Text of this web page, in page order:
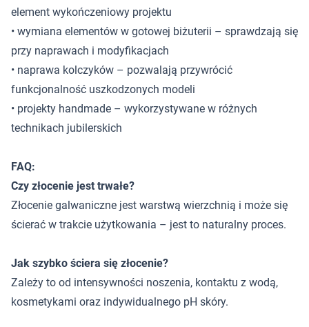
element wykończeniowy projektu
• wymiana elementów w gotowej biżuterii – sprawdzają się
przy naprawach i modyfikacjach
• naprawa kolczyków – pozwalają przywrócić
funkcjonalność uszkodzonych modeli
• projekty handmade – wykorzystywane w różnych
technikach jubilerskich
FAQ:
Czy złocenie jest trwałe?
Złocenie galwaniczne jest warstwą wierzchnią i może się
ścierać w trakcie użytkowania – jest to naturalny proces.
Jak szybko ściera się złocenie?
Zależy to od intensywności noszenia, kontaktu z wodą,
kosmetykami oraz indywidualnego pH skóry.